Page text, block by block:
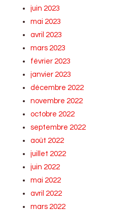
juin 2023
mai 2023
avril 2023
mars 2023
février 2023
janvier 2023
décembre 2022
novembre 2022
octobre 2022
septembre 2022
août 2022
juillet 2022
juin 2022
mai 2022
avril 2022
mars 2022